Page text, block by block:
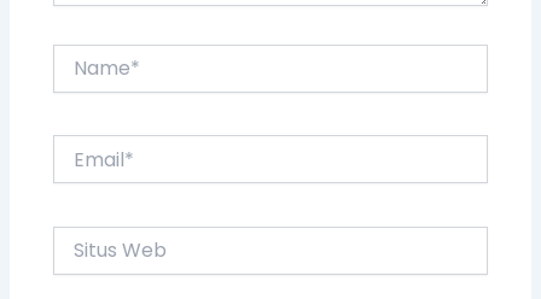
Situs
pada peramban ini untuk komentar saya
berikutnya.